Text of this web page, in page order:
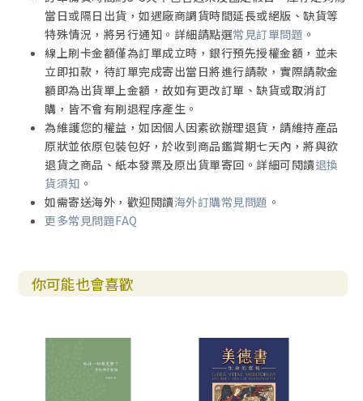
當日或隔日出貨，如遇廠商調貨時間延長或絕版、缺貨等
特殊情況，將另行通知。詳細請點選常見訂單問題 。
線上刷卡金額僅為訂單成立時，銀行預先授權金額，並未
立即扣款，待訂單完成寄出當日將進行請款，實際請款金
額即為出貨單上金額，故如有更改訂單、缺貨或取消訂
購，皆不會有刷退程序產生。
為維護您的權益，如因個人因素欲辦理退貨，請維持產品
原狀並依原包裝包好，於收到商品鑑賞期七天內，將與欲
退貨之商品、紙本發票及原出貨單寄回。詳細可閱讀退換
貨須知 。
如需寄送海外，歡迎閱讀海外訂購常見問題 。
更多常見問題FAQ
你可能也會喜歡